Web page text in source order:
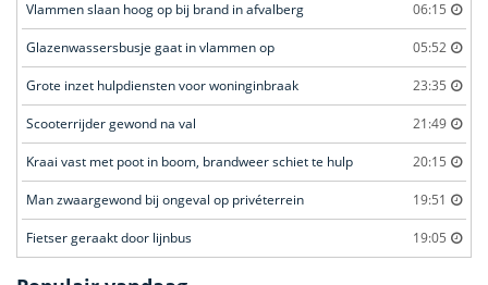
Vlammen slaan hoog op bij brand in afvalberg 06:15
Glazenwassersbusje gaat in vlammen op 05:52
Grote inzet hulpdiensten voor woninginbraak 23:35
Scooterrijder gewond na val 21:49
Kraai vast met poot in boom, brandweer schiet te hulp 20:15
Man zwaargewond bij ongeval op privéterrein 19:51
Fietser geraakt door lijnbus 19:05